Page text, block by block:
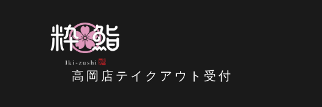
高岡店テイクアウト受付